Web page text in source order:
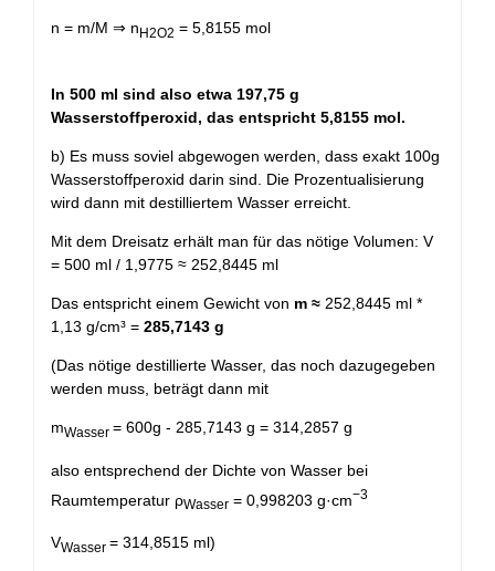
n = m/M ⇒ nH2O2 = 5,8155 mol
In 500 ml sind also etwa 197,75 g
Wasserstoffperoxid, das entspricht 5,8155 mol.
b) Es muss soviel abgewogen werden, dass exakt 100g
Wasserstoffperoxid darin sind. Die Prozentualisierung
wird dann mit destilliertem Wasser erreicht.
Mit dem Dreisatz erhält man für das nötige Volumen: V
= 500 ml / 1,9775 ≈ 252,8445 ml
Das entspricht einem Gewicht von m ≈ 252,8445 ml *
1,13 g/cm³ = 285,7143 g
(Das nötige destillierte Wasser, das noch dazugegeben
werden muss, beträgt dann mit
mWasser = 600g - 285,7143 g = 314,2857 g
also entsprechend der Dichte von Wasser bei
Raumtemperatur ρWasser = 0,998203 g·cm−3
VWasser = 314,8515 ml)